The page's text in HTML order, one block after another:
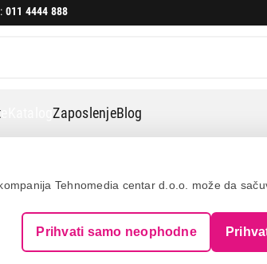
kompanija Tehnomedia centar d.o.o. može da
Prihvati samo neophodne
011 4444 888
eKatalogZaposlenjeBlog
VODE - PHILIPS